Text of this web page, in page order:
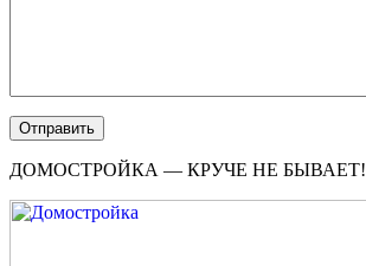
ДОМОСТРОЙКА — КРУЧЕ НЕ БЫВАЕТ!